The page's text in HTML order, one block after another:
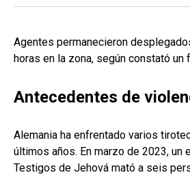
Agentes permanecieron
horas en la zona, según constató un
Antecedentes de
Alemania ha enfrentado varios
últimos años. En marzo de 2023, un
Testigos de Jehová mató a seis